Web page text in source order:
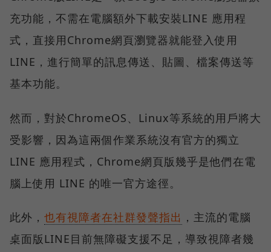
充功能，不需在電腦額外下載安裝LINE 應用程
式，直接用Chrome網頁瀏覽器就能登入使用
LINE，進行簡單的訊息傳送、貼圖、檔案傳送等
基本功能。
然而，對於ChromeOS、Linux等系統的用戶將大
受影響，因為這兩個作業系統沒有官方的獨立
LINE 應用程式，Chrome網頁版幾乎是他們在電
腦上使用 LINE 的唯一官方途徑。
此外， 也有視障者在社群發聲指出 ，主流的電腦
桌面版LINE目前無障礙支援不足，導致視障者幾